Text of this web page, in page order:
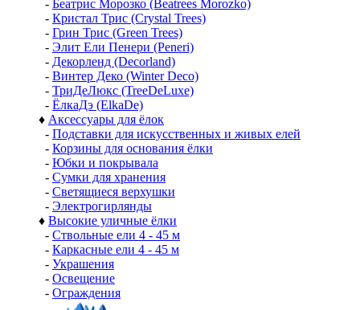
- Беатрис Морозко (Beatrees Morozko)
- Кристал Трис (Crystal Trees)
- Грин Трис (Green Trees)
- Элит Ели Пенери (Peneri)
- Декорленд (Decorland)
- Винтер Деко (Winter Deco)
- ТриДеЛюкс (TreeDeLuxe)
- ЁлкаДэ (ElkaDe)
♦ Аксессуары для ёлок
- Подставки для искусственных и живых елей
- Корзины для основания ёлки
- Юбки и покрывала
- Сумки для хранения
- Светящиеся верхушки
- Электрогирлянды
♦ Высокие уличные ёлки
- Ствольные ели 4 - 45 м
- Каркасные ели 4 - 45 м
- Украшения
- Освещение
- Ограждения